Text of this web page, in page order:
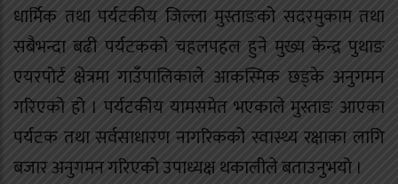
धार्मिक तथा पर्यटकीय जिल्ला मुस्ताङको सदरमुकाम तथा
सबैभन्दा बढी पर्यटकको चहलपहल हुने मुख्य केन्द्र पुथाङ
एयरपोर्ट क्षेत्रमा गाउँपालिकाले आकस्मिक छड्के अनुगमन
गरिएको हो । पर्यटकीय यामसमेत भएकाले मुस्ताङ आएका
पर्यटक तथा सर्वसाधारण नागरिकको स्वास्थ्य रक्षाका लागि
बजार अनुगमन गरिएको उपाध्यक्ष थकालीले बताउनुभयो ।